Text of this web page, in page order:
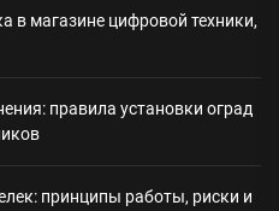
в магазине цифровой техники,
правила установки оград
принципы работы, риски и